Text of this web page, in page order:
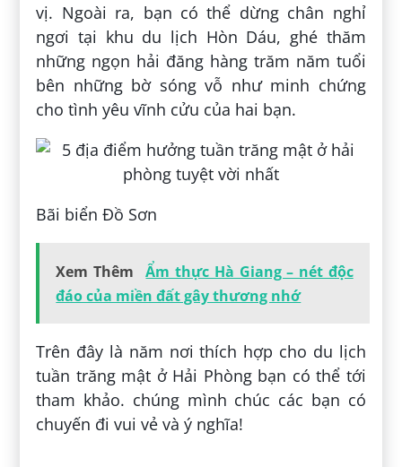
vị. Ngoài ra, bạn có thể dừng chân nghỉ
ngơi tại khu du lịch Hòn Dáu, ghé thăm
những ngọn hải đăng hàng trăm năm tuổi
bên những bờ sóng vỗ như minh chứng
cho tình yêu vĩnh cửu của hai bạn.
Bãi biển Đồ Sơn
Xem Thêm
Ẩm thực Hà Giang – nét độc
đáo của miền đất gây thương nhớ
Trên đây là năm nơi thích hợp cho du lịch
tuần trăng mật ở Hải Phòng bạn có thể tới
tham khảo. chúng mình chúc các bạn có
chuyến đi vui vẻ và ý nghĩa!